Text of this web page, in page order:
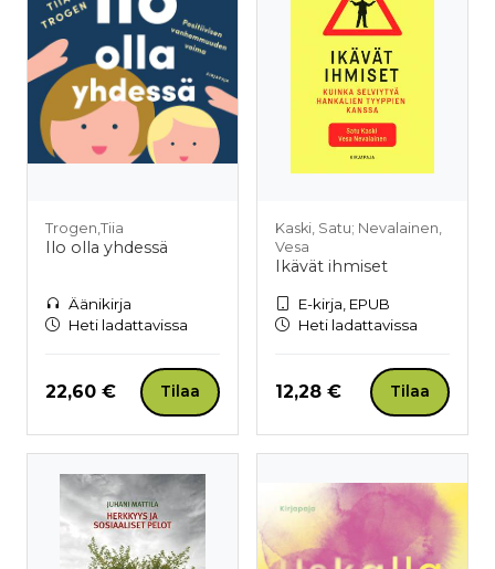
Trogen,Tiia
Ilo olla yhdessä
Äänikirja
Heti ladattavissa
Hinta nyt
22,60 € Tilaa
Kaski, Satu; Nevalainen,
Vesa
Ikävät ihmiset
E-kirja, EPUB
Heti ladattavissa
Hinta nyt
12,28 € Tilaa